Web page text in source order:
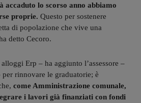
accaduto lo scorso anno abbiamo
proprie. Questo per sostenere
di popolazione che vive una
detto Cecoro.
Erp – ha aggiunto l’assessore –
rinnovare le graduatorie; è
come Amministrazione comunale,
i lavori già finanziati con fondi